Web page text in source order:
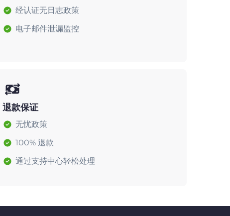
经认证无日志政策
电子邮件泄漏监控
退款保证
无忧政策
100% 退款
通过支持中心轻松处理